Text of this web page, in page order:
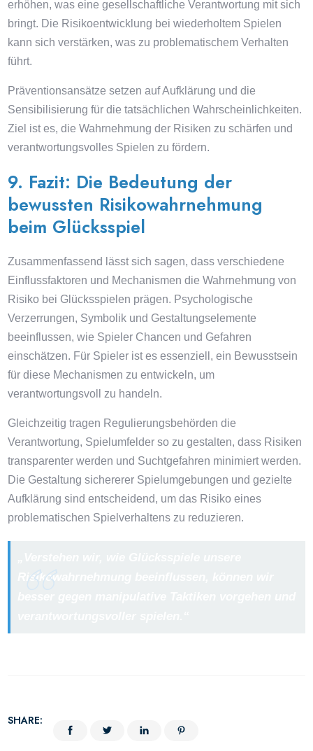
erhöhen, was eine gesellschaftliche Verantwortung mit sich
bringt. Die Risikoentwicklung bei wiederholtem Spielen
kann sich verstärken, was zu problematischem Verhalten
führt.
Präventionsansätze setzen auf Aufklärung und die
Sensibilisierung für die tatsächlichen Wahrscheinlichkeiten.
Ziel ist es, die Wahrnehmung der Risiken zu schärfen und
verantwortungsvolles Spielen zu fördern.
9. Fazit: Die Bedeutung der
bewussten Risikowahrnehmung
beim Glücksspiel
Zusammenfassend lässt sich sagen, dass verschiedene
Einflussfaktoren und Mechanismen die Wahrnehmung von
Risiko bei Glücksspielen prägen. Psychologische
Verzerrungen, Symbolik und Gestaltungselemente
beeinflussen, wie Spieler Chancen und Gefahren
einschätzen. Für Spieler ist es essenziell, ein Bewusstsein
für diese Mechanismen zu entwickeln, um
verantwortungsvoll zu handeln.
Gleichzeitig tragen Regulierungsbehörden die
Verantwortung, Spielumfelder so zu gestalten, dass Risiken
transparenter werden und Suchtgefahren minimiert werden.
Die Gestaltung sichererer Spielumgebungen und gezielte
Aufklärung sind entscheidend, um das Risiko eines
problematischen Spielverhaltens zu reduzieren.
Risikowahrnehmung beeinflussen, können wir
SHARE: